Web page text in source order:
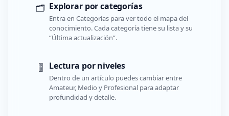
🗂️ Explorar por categorías
Entra en Categorías para ver todo el mapa del
conocimiento. Cada categoría tiene su lista y su
“Última actualización”.
🎚️ Lectura por niveles
Dentro de un artículo puedes cambiar entre
Amateur, Medio y Profesional para adaptar
profundidad y detalle.